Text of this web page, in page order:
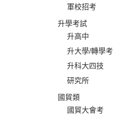
軍校招考
升學考試
升高中
升大學/轉學考
升科大四技
研究所
國貿類
國貿大會考